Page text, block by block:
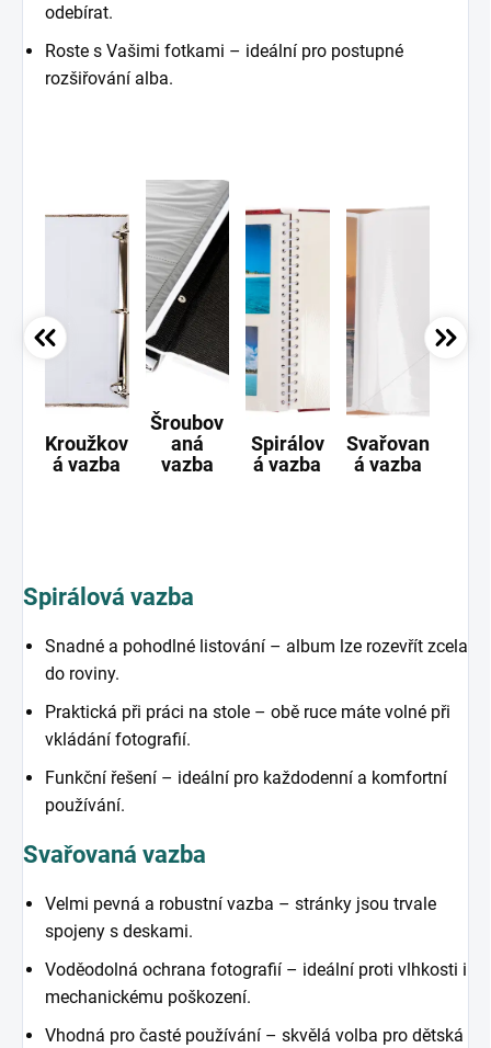
odebírat.
Roste s Vašimi fotkami – ideální pro postupné
rozšiřování alba.
Kroužkov
á vazba
Šroubov
aná
vazba
Spirálov
á vazba
Svařovan
á vazba
Spirálová vazba
Snadné a pohodlné listování – album lze rozevřít zcela
do roviny.
Praktická při práci na stole – obě ruce máte volné při
vkládání fotografií.
Funkční řešení – ideální pro každodenní a komfortní
používání.
Svařovaná vazba
Velmi pevná a robustní vazba – stránky jsou trvale
spojeny s deskami.
Voděodolná ochrana fotografií – ideální proti vlhkosti i
mechanickému poškození.
Vhodná pro časté používání – skvělá volba pro dětská